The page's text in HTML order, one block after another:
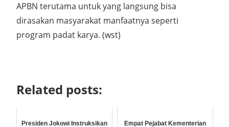
APBN terutama untuk yang langsung bisa
dirasakan masyarakat manfaatnya seperti
program padat karya. (wst)
Related posts:
Presiden Jokowi Instruksikan Empat Pejabat Kementerian